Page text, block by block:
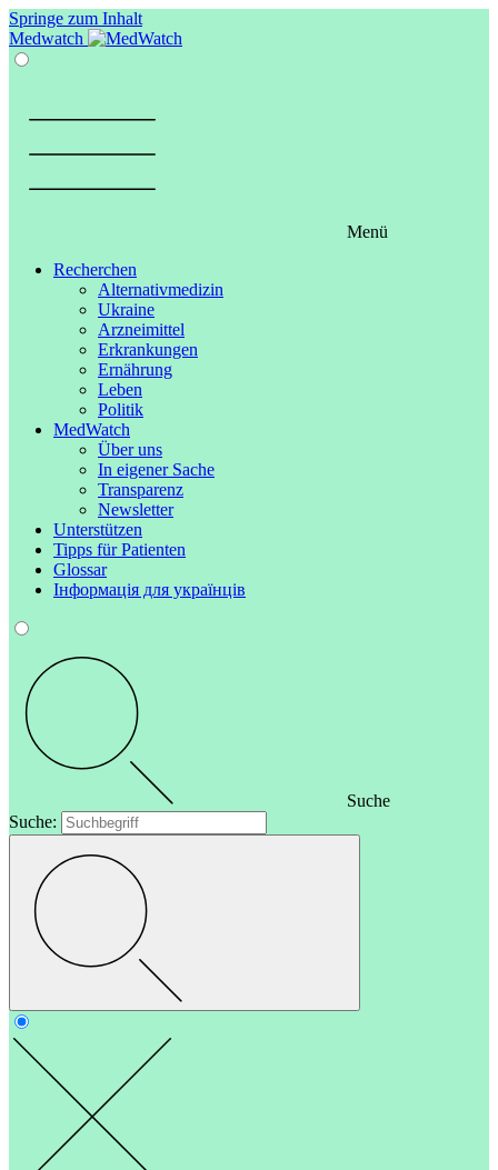
Springe zum Inhalt
Medwatch
Menü
Recherchen
Alternativmedizin
Ukraine
Arzneimittel
Erkrankungen
Ernährung
Leben
Politik
MedWatch
Über uns
In eigener Sache
Transparenz
Newsletter
Unterstützen
Tipps für Patienten
Glossar
Інформація для українців
Suche
Suche: